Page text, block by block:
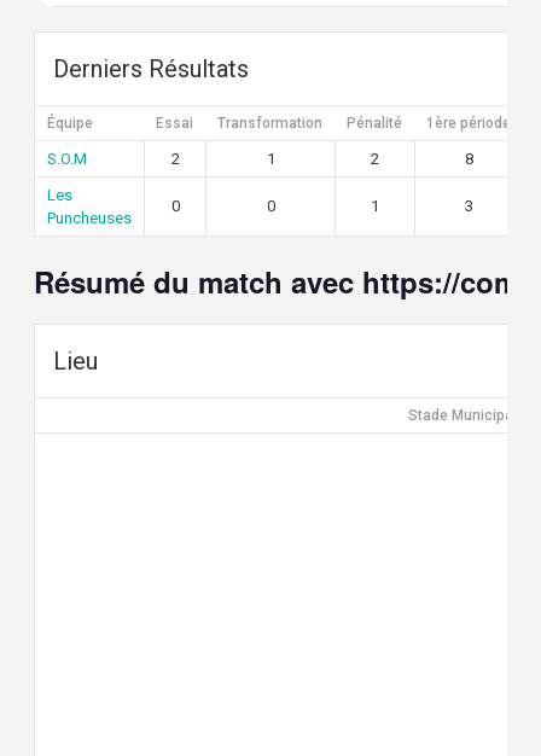
Derniers Résultats
Équipe Essai Transformation Pénalité 1ère période
S.O.M 2 1 2
8
Les
Puncheuses
0 0 1 3
Résumé du match avec https://
Lieu
Stade Municipal